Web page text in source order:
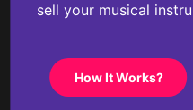
sell your musical
How It Works?